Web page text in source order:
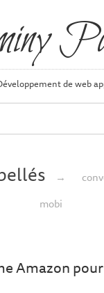
de web
→
mobi
Amazon